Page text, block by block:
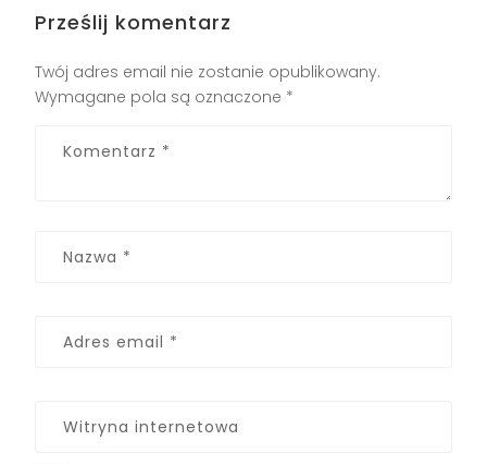
Prześlij komentarz
Twój adres email nie zostanie opublikowany.
Wymagane pola są oznaczone *